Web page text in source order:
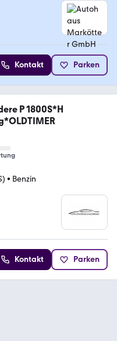
Kontakt Parken
P 1800S*H
• Benzin
Kontakt Parken